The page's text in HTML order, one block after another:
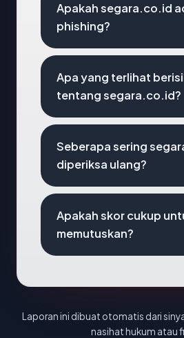
Apakah segara.co.id
phishing?
Apa yang terlihat
tentang segara.co.id?
Seberapa sering
diperiksa ulang?
Apakah skor cukup
memutuskan?
Laporan ini dibuat otomatis dari
nasihat hukum atau